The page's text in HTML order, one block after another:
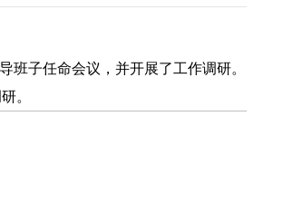
班子任命会议，并开展了工作调研。
。